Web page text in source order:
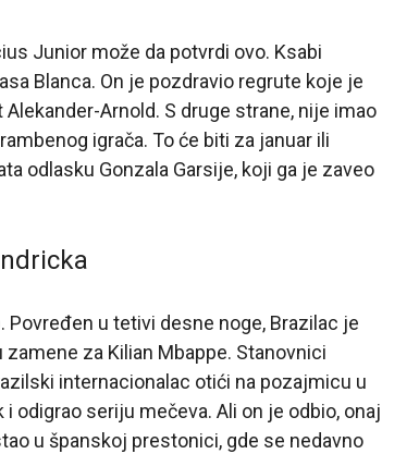
Junior može da potvrdi ovo. Ksabi
Blanca. On je pozdravio regrute koje je
Arnold. S druge strane, nije imao
igrača. To će biti za januar ili
odlasku Gonzala Garsije, koji ga je zaveo
u tetivi desne noge, Brazilac je
za Kilian Mbappe. Stanovnici
internacionalac otići na pozajmicu u
odigrao seriju mečeva. Ali on je odbio, onaj
u španskoj prestonici, gde se nedavno